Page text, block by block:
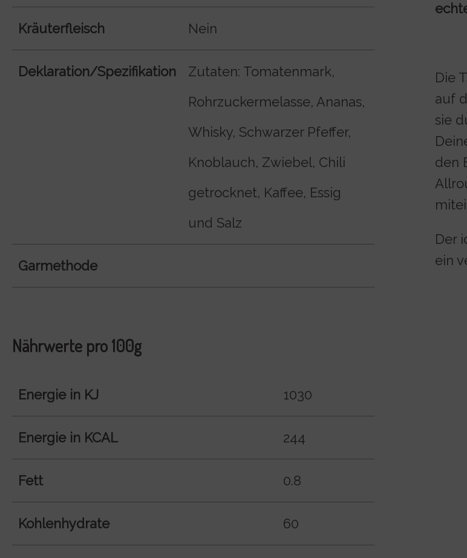
Kräuterfleisch Nein
Deklaration/Spezifikation
Zutaten: Tomatenmark,
Rohrzuckermelasse, Ananas,
Whisky, Schwarzer Pfeffer,
Knoblauch, Zwiebel, Chili
getrocknet, Kaffee, Essig
und Salz
Garmethode
Die
auf
sie
den
Der
ein
Nährwerte pro 100g
Energie in KJ 1030
Energie in KCAL 244
Fett 0.8
Kohlenhydrate 60